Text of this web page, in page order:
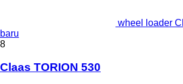
wheel loader
baru
8
Claas TORION 530